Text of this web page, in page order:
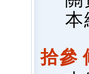
本
拾參